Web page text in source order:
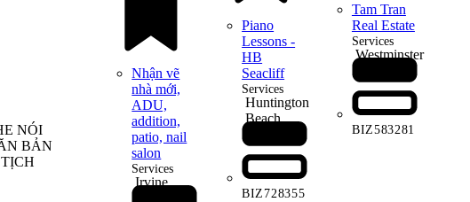
Nhận vẽ
nhà mới,
ADU,
addition,
patio, nail
salon
Services
Irvine
Piano
Lessons -
HB
Seacliff
Services
Huntington
Beach
BIZ728355
Tam Tran
Real Estate
Services
Westminster
BIZ583281